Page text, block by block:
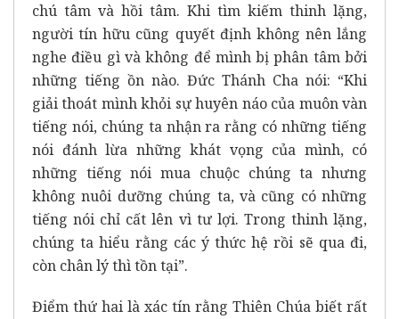
chú tâm và hồi tâm. Khi tìm kiếm thinh lặng,
người tín hữu cũng quyết định không nên lắng
nghe điều gì và không để mình bị phân tâm bởi
những tiếng ồn nào. Đức Thánh Cha nói: “Khi
giải thoát mình khỏi sự huyên náo của muôn vàn
tiếng nói, chúng ta nhận ra rằng có những tiếng
nói đánh lừa những khát vọng của mình, có
những tiếng nói mua chuộc chúng ta nhưng
không nuôi dưỡng chúng ta, và cũng có những
tiếng nói chỉ cất lên vì tư lợi. Trong thinh lặng,
chúng ta hiểu rằng các ý thức hệ rồi sẽ qua đi,
còn chân lý thì tồn tại”.
Điểm thứ hai là xác tín rằng Thiên Chúa biết rất